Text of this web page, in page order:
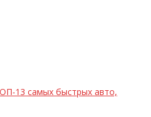
13 самых быстрых авто,